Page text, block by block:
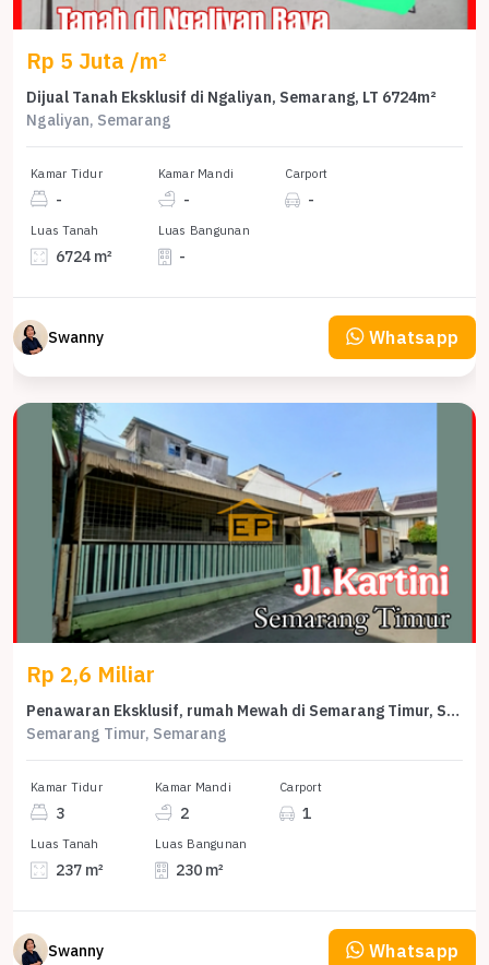
Rp 5 Juta /m²
Dijual Tanah Eksklusif di Ngaliyan, Semarang, LT 6724m²
Ngaliyan, Semarang
Kamar Tidur
-
Kamar Mandi
-
Carport
-
Luas Tanah
6724 m²
Luas Bangunan
-
Swanny Whatsapp
Rp 2,6 Miliar
Penawaran Eksklusif, rumah Mewah di Semarang Timur, Semarang, LB 230m²
Semarang Timur, Semarang
Kamar Tidur
3
Kamar Mandi
2
Carport
1
Luas Tanah
237 m²
Luas Bangunan
230 m²
Swanny Whatsapp